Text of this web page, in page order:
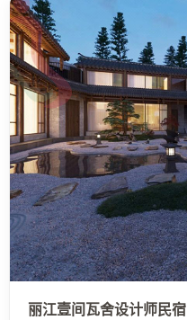
丽江壹间瓦舍设计师民宿